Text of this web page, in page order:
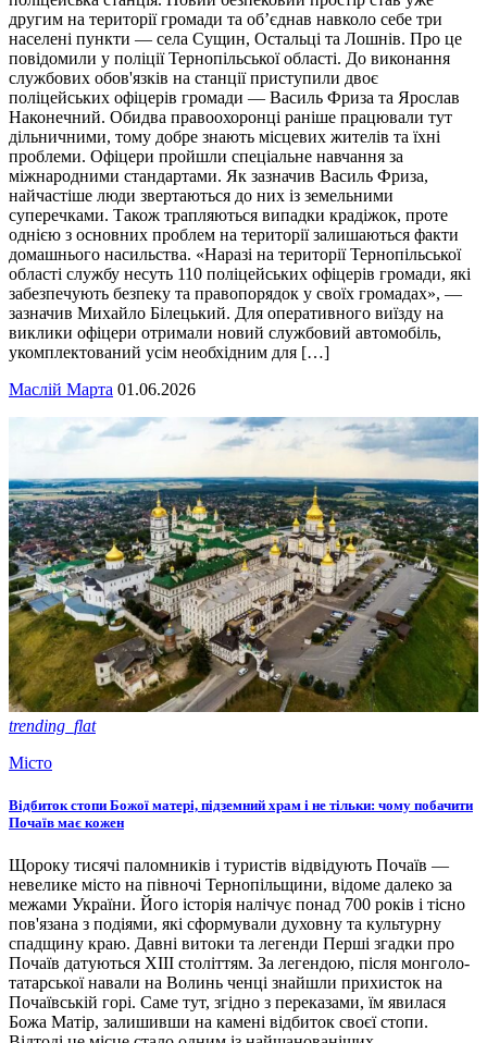
другим на території громади та об’єднав навколо себе три
населені пункти — села Сущин, Остальці та Лошнів. Про це
повідомили у поліції Тернопільської області. До виконання
службових обов'язків на станції приступили двоє
поліцейських офіцерів громади — Василь Фриза та Ярослав
Наконечний. Обидва правоохоронці раніше працювали тут
дільничними, тому добре знають місцевих жителів та їхні
проблеми. Офіцери пройшли спеціальне навчання за
міжнародними стандартами. Як зазначив Василь Фриза,
найчастіше люди звертаються до них із земельними
суперечками. Також трапляються випадки крадіжок, проте
однією з основних проблем на території залишаються факти
домашнього насильства. «Наразі на території Тернопільської
області службу несуть 110 поліцейських офіцерів громади, які
забезпечують безпеку та правопорядок у своїх громадах», —
зазначив Михайло Білецький. Для оперативного виїзду на
виклики офіцери отримали новий службовий автомобіль,
укомплектований усім необхідним для […]
Маслій Марта 01.06.2026
trending_flat
Місто
Відбиток стопи Божої матері, підземний храм і не тільки: чому побачити
Почаїв має кожен
Щороку тисячі паломників і туристів відвідують Почаїв —
невелике місто на півночі Тернопільщини, відоме далеко за
межами України. Його історія налічує понад 700 років і тісно
пов'язана з подіями, які сформували духовну та культурну
спадщину краю. Давні витоки та легенди Перші згадки про
Почаїв датуються XIII століттям. За легендою, після монголо-
татарської навали на Волинь ченці знайшли прихисток на
Почаївській горі. Саме тут, згідно з переказами, їм явилася
Божа Матір, залишивши на камені відбиток своєї стопи.